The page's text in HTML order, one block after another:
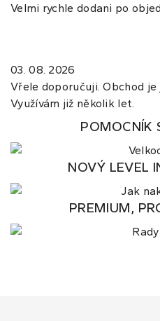
Velmi rychle dodani po
03. 08. 2026
Vřele doporučuji. Obchod
Využívám již několik let.
POMOCNÍK
NOVÝ LEVEL
PREMIUM,